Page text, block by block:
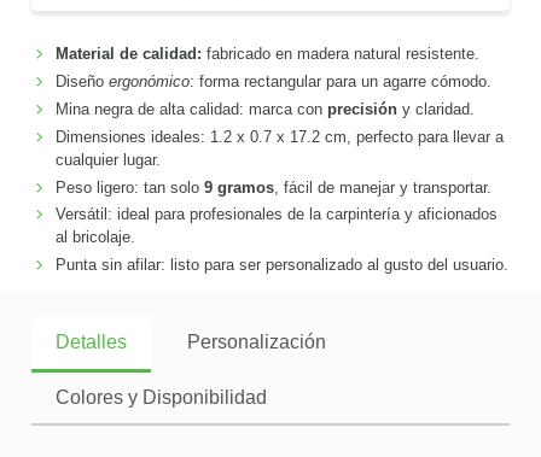
Material de calidad: fabricado en madera natural resistente.
Diseño ergonómico: forma rectangular para un agarre cómodo.
Mina negra de alta calidad: marca con precisióny claridad.
Dimensiones ideales: 1.2 x 0.7 x 17.2 cm, perfecto para llevar a
cualquier lugar.
Peso ligero: tan solo 9 gramos, fácil de manejar y transportar.
Versátil: ideal para profesionales de la carpintería y aficionados
al bricolaje.
Punta sin afilar: listo para ser personalizado al gusto del usuario.
Detalles Personalización
Colores y Disponibilidad